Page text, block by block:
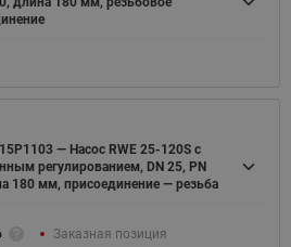
— Насос RWE 25-120S с
регулированием, DN 25, PN
180 мм, присоединение — резьба
Заказная позиция